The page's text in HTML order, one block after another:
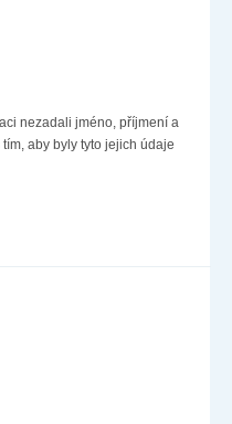
nezadali jméno, příjmení a
aby byly tyto jejich údaje